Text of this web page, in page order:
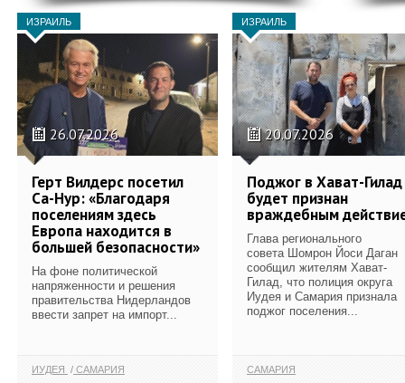
ИЗРАИЛЬ
26.07.2026
Герт Вилдерс посетил
Са-Нур: «Благодаря
поселениям здесь
Европа находится в
большей безопасности»
На фоне политической
напряженности и решения
правительства Нидерландов
ввести запрет на импорт...
ИУДЕЯ САМАРИЯ
ИЗРАИЛЬ
20.07.2026
Поджог в Хават-Гилад
будет признан
враждебным
Глава регионального
совета Шомрон Йоси Даган
сообщил жителям Хават-
Гилад, что полиция округа
Иудея и Самария признала
поджог поселения...
САМАРИЯ